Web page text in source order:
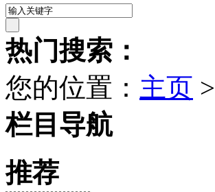
热门搜索：
您的位置： 主页 >
栏目导航
推荐